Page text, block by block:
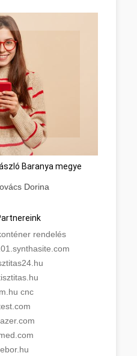
Baranya megye
Dorina
rendelés
cnc